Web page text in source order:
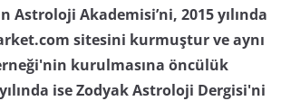
Astroloji Akademisi’ni, 2015 yılında
sitesini kurmuştur ve aynı
kurulmasına öncülük
ise Zodyak Astroloji Dergisi'ni